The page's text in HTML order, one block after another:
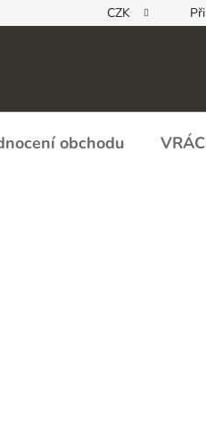
REKLAMAČNÍ
CZK
obchodu